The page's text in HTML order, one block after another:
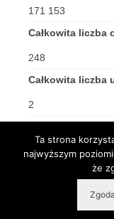
171 153
Całkowita liczba
248
Całkowita liczba
2
Ta strona
najwyższym
że
Zgoda